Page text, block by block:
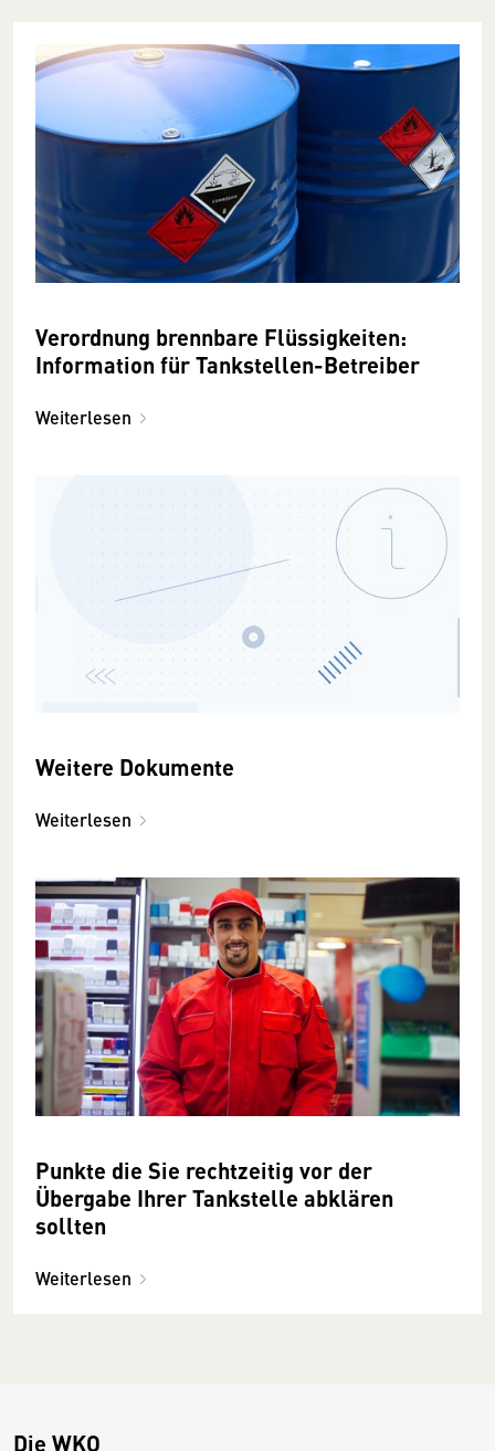
Verordnung brennbare Flüssigkeiten:
Information für Tankstellen-Betreiber
Weiterlesen
Weitere Dokumente
Weiterlesen
Punkte die Sie rechtzeitig vor der
Übergabe Ihrer Tankstelle abklären
sollten
Weiterlesen
Die WKO